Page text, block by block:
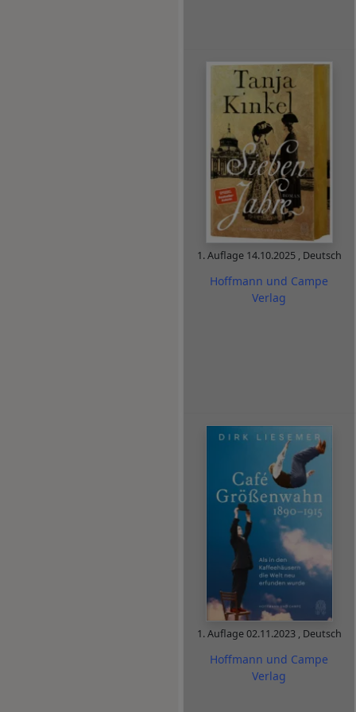
1. Auflage 14.10.2025 , Deutsch
Hoffmann und Campe
Verlag
1. Auflage02.11.2023 , Deutsch
Hoffmann und Campe
Verlag